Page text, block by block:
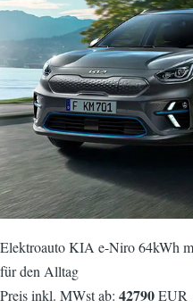
Elektroauto KIA e-Niro 64kWh
für den Alltag
Preis inkl. MWst ab: 42790EUR